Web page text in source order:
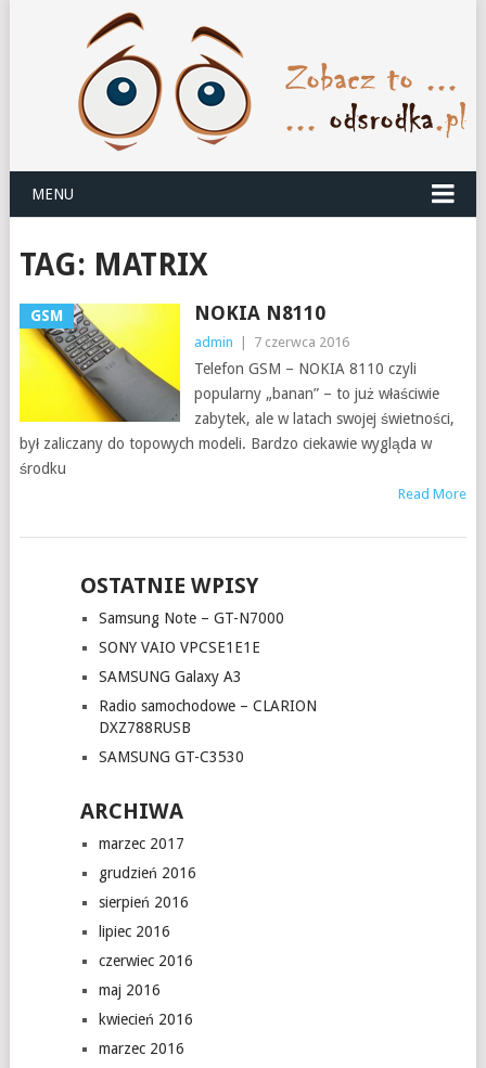
MENU
TAG: MATRIX
GSM NOKIA N8110
admin 7 czerwca 2016
Telefon GSM – NOKIA 8110 czyli
popularny „banan” – to już właściwie
zabytek, ale w latach swojej świetności,
był zaliczany do topowych modeli. Bardzo ciekawie wygląda w
środku
Read More
OSTATNIE WPISY
Samsung Note – GT-N7000
SONY VAIO VPCSE1E1E
SAMSUNG Galaxy A3
Radio samochodowe – CLARION
DXZ788RUSB
SAMSUNG GT-C3530
ARCHIWA
marzec 2017
grudzień 2016
sierpień 2016
lipiec 2016
czerwiec 2016
maj 2016
kwiecień 2016
marzec 2016